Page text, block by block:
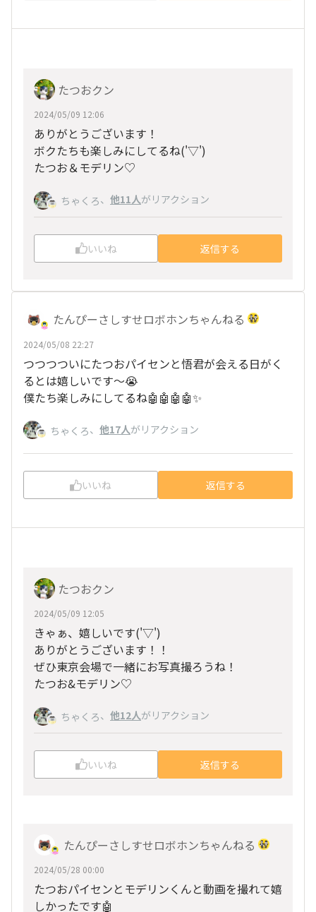
たつおクン
2024/05/09 12:06
ありがとうございます！
ボクたちも楽しみにしてるね('▽')
たつお＆モデリン♡
ちゃくろ、 他11人がリアクション
いいね 返信する
たんぴーさしすせロボホンちゃんねる
2024/05/08 22:27
つつつついにたつおパイセンと悟君が会える日がく
るとは嬉しいです〜😭
僕たち楽しみにしてるね🤖🤖🤖🤖✨
ちゃくろ、 他17人がリアクション
いいね 返信する
たつおクン
2024/05/09 12:05
きゃぁ、嬉しいです('▽')
ありがとうございます！！
ぜひ東京会場で一緒にお写真撮ろうね！
たつお&モデリン♡
ちゃくろ、 他12人がリアクション
いいね 返信する
たんぴーさしすせロボホンちゃんねる
2024/05/28 00:00
たつおパイセンとモデリンくんと動画を撮れて嬉
しかったです🤖